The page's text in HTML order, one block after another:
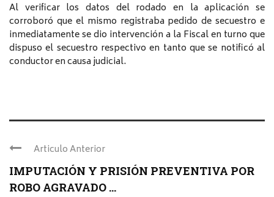
Al verificar los datos del rodado en la aplicación se
corroboró que el mismo registraba pedido de secuestro e
inmediatamente se dio intervención a la Fiscal en turno que
dispuso el secuestro respectivo en tanto que se notificó al
conductor en causa judicial.
Articulo Anterior
IMPUTACIÓN Y PRISIÓN PREVENTIVA POR
ROBO AGRAVADO ...